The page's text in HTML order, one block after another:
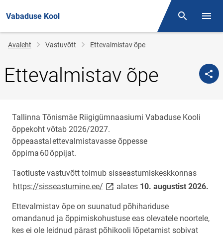
Vabaduse Kool Otsing
Jälglink
Avaleht Vastuvõtt Ettevalmistav õpe
Ettevalmistav õpe
Tallinna Tõnismäe Riigigümnaasiumi Vabaduse Kooli
õppekoht võtab 2026/2027.
õppeaastal ettevalmistavasse õppesse
õppima 60 õppijat.
Taotluste vastuvõtt toimub sisseastumiskeskkonnas
https://sisseastumine.ee/ link opens on new page
alates 10. augustist 2026.
Ettevalmistav õpe on suunatud põhihariduse
omandanud ja õppimiskohustuse eas olevatele noortele,
kes ei ole leidnud pärast põhikooli lõpetamist sobivat